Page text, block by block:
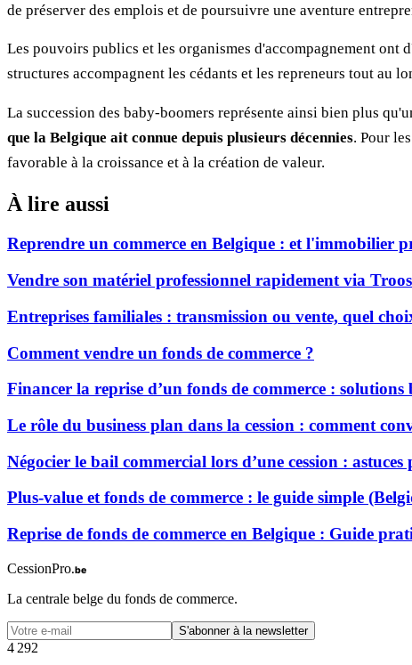
de préserver des emplois et de poursuivre une aventure
Les pouvoirs publics et les organismes d'accompagnement
structures accompagnent les cédants et les repreneurs tout au
La succession des baby-boomers représente ainsi bien plus
que la Belgique ait connue depuis plusieurs décennies. Pour
favorable à la croissance et à la création de valeur.
À lire aussi
Reprendre un commerce en Belgique : et l'immobilier
Vendre son matériel professionnel rapidement via
Entreprises familiales : transmission ou vente, quel
Comment vendre un fonds de commerce ?
Financer la reprise d’un fonds de commerce : solutions
Le rôle du business plan dans la cession : comment
Négocier le bail commercial lors d’une cession :
Plus-value et fonds de commerce : le guide simple
Reprise de fonds de commerce en Belgique : Guide
CessionPro.be
La centrale belge du fonds de commerce.
S'abonner à la newsletter
4 292